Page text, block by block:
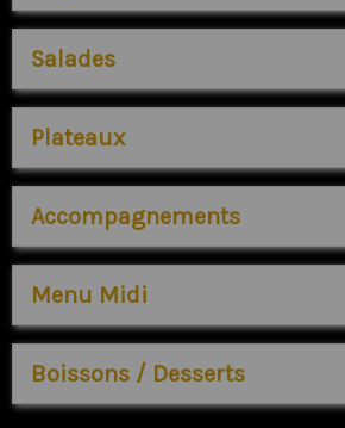
Salades
Plateaux
Accompagnements
Menu Midi
Boissons / Desserts